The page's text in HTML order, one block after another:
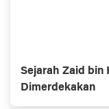
Sejarah Zaid bin
Dimerdekakan